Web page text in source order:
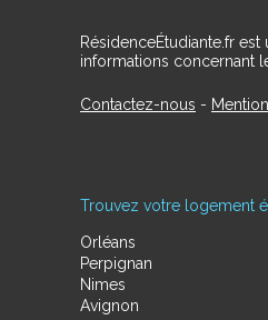
RésidenceÉtudiante.fr
informations concernant
Contactez-nous -
Trouvez votre logement
Orléans
Perpignan
Nimes
Avignon